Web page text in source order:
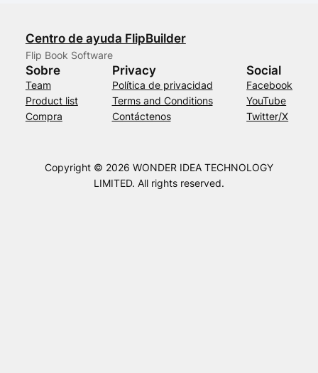
Centro de ayuda FlipBuilder
Flip Book Software
Sobre
Team
Product list
Compra
Privacy
Política de privacidad
Terms and Conditions
Contáctenos
Social
Facebook
YouTube
Twitter/X
Copyright © 2026 WONDER IDEA TECHNOLOGY
LIMITED. All rights reserved.